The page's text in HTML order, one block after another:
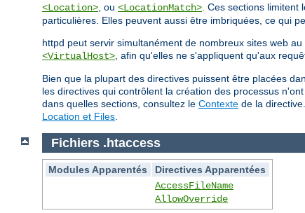
<Location> , ou <LocationMatch> . Ces sections
particulières. Elles peuvent aussi être imbriquées, ce qui
httpd peut servir simultanément de nombreux sites web
<VirtualHost> , afin qu'elles ne s'appliquent qu'aux
Bien que la plupart des directives puissent être placées
les directives qui contrôlent la création des processus
dans quelles sections, consultez le Contexte de la
Location et Files
Fichiers .htaccess
Modules Apparentés
Directives Apparentées
AccessFileName
AllowOverride